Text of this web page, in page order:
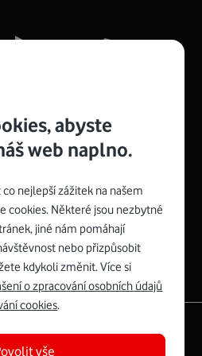
x 22 x 7,5 cm (včetně stojánku)
porty a bezdrátové připojení Wi-
ac pro frekvenci 2,4 GHz a
s Vodafonem
abyste
web naplno.
nejlepší zážitek na našem
cookies. Některé jsou nezbytné
jiné nám pomáhají
nebo přizpůsobit
kdykoli změnit. Více si
o zpracování osobních údajů
cookies.
vše